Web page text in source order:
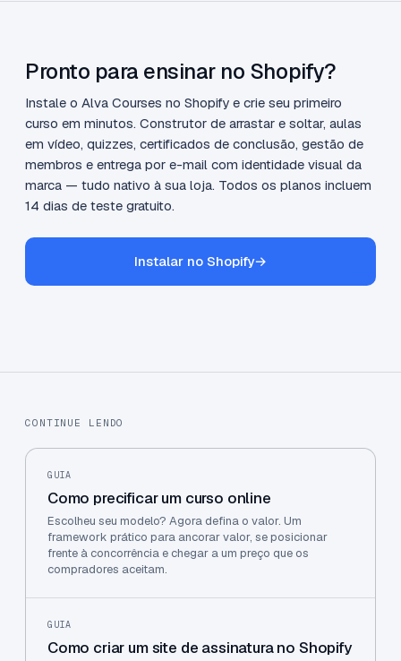
Pronto para ensinar no Shopify?
Instale o Alva Courses no Shopify e crie seu primeiro
curso em minutos. Construtor de arrastar e soltar, aulas
em vídeo, quizzes, certificados de conclusão, gestão de
membros e entrega por e-mail com identidade visual da
marca — tudo nativo à sua loja. Todos os planos incluem
14 dias de teste gratuito.
Instalar no Shopify→
CONTINUE LENDO
GUIA
Como precificar um curso online
Escolheu seu modelo? Agora defina o valor. Um
framework prático para ancorar valor, se posicionar
frente à concorrência e chegar a um preço que os
compradores aceitam.
GUIA
Como criar um site de assinatura no Shopify